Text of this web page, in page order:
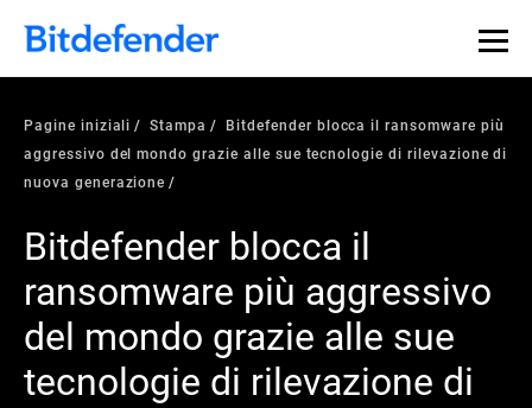
Pagine iniziali Stampa
Bitdefender blocca il ransomware più
aggressivo del mondo grazie alle sue tecnologie di rilevazione di
nuova generazione
Bitdefender blocca il
ransomware più aggressivo
del mondo grazie alle sue
tecnologie di rilevazione di